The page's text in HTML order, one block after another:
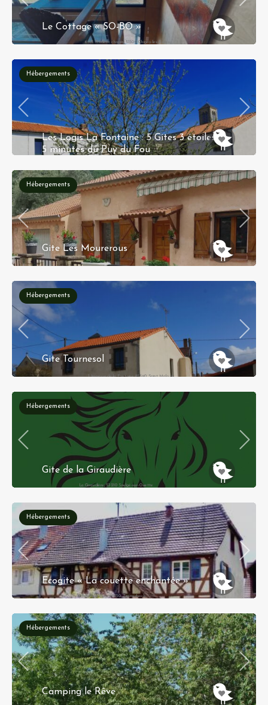
Le Cottage « SO-BO »
6 All. Frederic chopin, 51500 Chigny-les-Roses
Hébergements
Les Logis La Fontaine : 5 Gites 3 étoiles à
5 minutes du Puy du Fou
du Bois
Hébergements
Gite Les Mourerous
Hébergements
Gite Tournesol
1 Impasse de la Fontaine 85590 Saint Malo du
Hébergements
Gite de la Giraudière
La Giraudière, 53210 Soulgé-sur-Ouette
Hébergements
Ecogite « La couette enchantée »
21 Rue Principale 68230 Zimmerbach
Hébergements
Camping le Rêve